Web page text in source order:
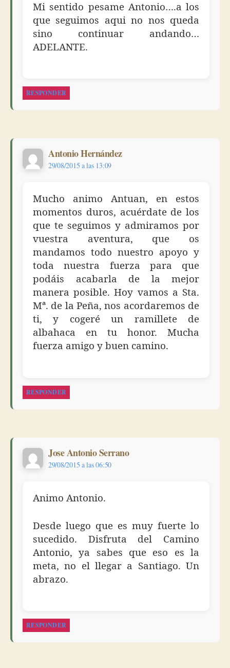
Mi sentido pesame Antonio….a los
que seguimos aqui no nos queda
sino continuar andando…
ADELANTE.
RESPONDER
Antonio Hernándezdice:
29/08/2015 a las 13:09
Mucho animo Antuan, en estos
momentos duros, acuérdate de los
que te seguimos y admiramos por
vuestra aventura, que os
mandamos todo nuestro apoyo y
toda nuestra fuerza para que
podáis acabarla de la mejor
manera posible. Hoy vamos a Sta.
Mª. de la Peña, nos acordaremos de
ti, y cogeré un ramillete de
albahaca en tu honor. Mucha
fuerza amigo y buen camino.
RESPONDER
Jose Antonio Serranodice:
29/08/2015 a las 06:50
Animo Antonio.
Desde luego que es muy fuerte lo
sucedido. Disfruta del Camino
Antonio, ya sabes que eso es la
meta, no el llegar a Santiago. Un
abrazo.
RESPONDER